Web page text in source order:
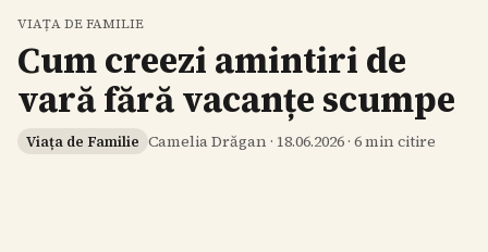
VIAȚA DE FAMILIE
Cum creezi amintiri de
vară fără vacanțe scumpe
Viața de Familie Camelia Drăgan · 18.06.2026 · 6min citire